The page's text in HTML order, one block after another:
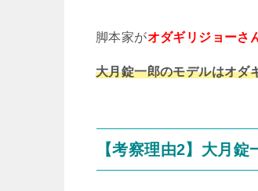
脚本家がオダギリジョーさ
大月錠一郎のモデルはオダ
【考察理由2】大月錠